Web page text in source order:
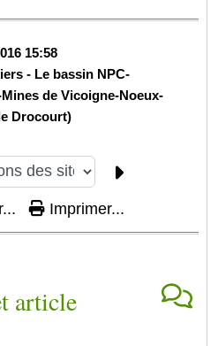
15:58
- Le bassin NPC-
Mines de Vicoigne-Noeux-
Drocourt)
Imprimer...
article